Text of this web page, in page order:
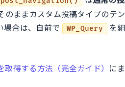
ままカスタム投稿タイプのテ
場合は、自前で WP_Query
を
取得する方法（完全ガイド） に